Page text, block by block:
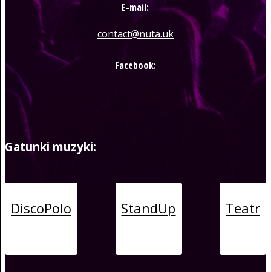
E-mail:
contact@nuta.uk
Facebook:
Gatunki muzyki:
DiscoPolo StandUp Teatr